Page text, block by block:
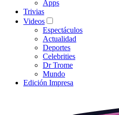
Apps
Trivias
Videos
Espectáculos
Actualidad
Deportes
Celebrities
Dr Trome
Mundo
Edición Impresa